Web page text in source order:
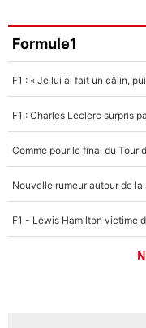
Formule1